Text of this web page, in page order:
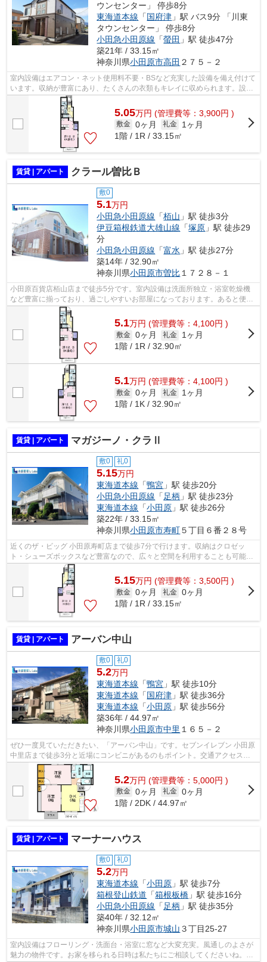
ウンセンター」 停歩8分
東海道本線 「国府津 」駅 バス9分 「川東
タウンセンター」 停歩8分
小田急小田原線 「螢田 」駅 徒歩47分
築21年 / 33.15㎡
神奈川県小田原市高田 ２７５－２
室内設備はエアコン・ネット使用料不要・BSなど充実した設備を備え付けて
います。収納が豊富にあり、たくさんの衣類もキレイに収められます。設備
も充実していて住みやすい、魅力が詰...
5.05万円 (管理費等：3,900円 )
敷金 0ヶ月 礼金
1ヶ月
1階 / 1R / 33.15㎡
賃貸 | アパート クラール曽比Ｂ
敷0
5.1万円
小田急小田原線 「栢山 」駅 徒歩3分
伊豆箱根鉄道大雄山線 「塚原 」駅 徒歩29
分
小田急小田原線 「富水 」駅 徒歩27分
築14年 / 32.90㎡
神奈川県小田原市曽比 １７２８－１
小田原百貨店栢山店まで徒歩5分です。室内設備は洗面所独立・浴室乾燥機
など豊富に揃っており、過ごしやすいお部屋になっております。あると便利
な照明付きのお部屋。小田原市にお引っ...
5.1万円 (管理費等：4,100円 )
敷金 0ヶ月 礼金
1ヶ月
1階 / 1R / 32.90㎡
5.1万円 (管理費等：4,100円 )
敷金 0ヶ月 礼金
1ヶ月
1階 / 1K / 32.90㎡
賃貸 | アパート マガジーノ・クラⅡ
敷0 礼0
5.15万円
東海道本線 「鴨宮 」駅 徒歩20分
小田急小田原線 「足柄 」駅 徒歩23分
東海道本線 「小田原 」駅 徒歩26分
築22年 / 33.15㎡
神奈川県小田原市寿町５丁目６番２８号
近くのザ・ビッグ 小田原寿町店まで徒歩7分で行けます。収納はクロゼッ
ト・シューズボックスなど豊富なので、広々と空間を利用することも可能で
す。TVインターフォン付きの、セキュリ...
5.15万円 (管理費等：3,500円 )
敷金 0ヶ月 礼金 0ヶ月
1階 / 1R / 33.15㎡
賃貸 | アパート アーバン中山
敷0 礼0
5.2万円
東海道本線 「鴨宮 」駅 徒歩10分
東海道本線 「国府津 」駅 徒歩36分
東海道本線 「小田原 」駅 徒歩56分
築36年 / 44.97㎡
神奈川県小田原市中里 １６５－２
ぜひ一度見ていただきたい、「アーバン中山」です。セブンイレブン 小田原
中里店まで徒歩3分と近場にコンビニがあるのもポイント。交通アクセスの
充実した住まいをお求めなら、東海道...
5.2万円 (管理費等：5,000円 )
敷金 0ヶ月 礼金 0ヶ月
1階 / 2DK / 44.97㎡
賃貸 | アパート マーナーハウス
敷0 礼0
5.2万円
東海道本線 「小田原 」駅 徒歩7分
箱根登山鉄道 「箱根板橋 」駅 徒歩16分
小田急小田原線 「 足柄 」駅 徒歩35分
築40年 / 32.12㎡
神奈川県小田原市城山 ３丁目25-27
室内設備はフローリング・洗面台・浴室に窓など大変充実。風通しのよさが
魅力の物件です。お家を移られる日時は私たちにご相談してくださいね。始